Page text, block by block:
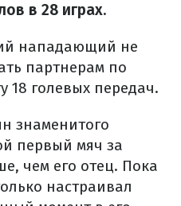
в 28 играх.
нападающий не
партнерам по
18 голевых передач.
знаменитого
первый мяч за
чем его отец. Пока
настраивал